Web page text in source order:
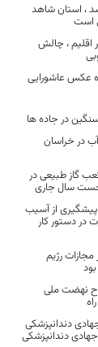
، استان شاهد
است
اقلیم ، چالش
عکس عاشورایی
در جاده ها
در خراسان
مترمکعب گاز طبیعی در
پیشگیری از آسیب
در دستور کار
رژیم
نهضت ملی
دندانپزشکی
دندانپزشکی